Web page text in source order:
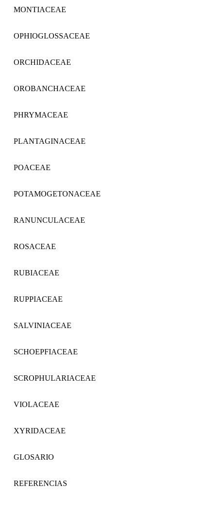
MONTIACEAE
OPHIOGLOSSACEAE
ORCHIDACEAE
OROBANCHACEAE
PHRYMACEAE
PLANTAGINACEAE
POACEAE
POTAMOGETONACEAE
RANUNCULACEAE
ROSACEAE
RUBIACEAE
RUPPIACEAE
SALVINIACEAE
SCHOEPFIACEAE
SCROPHULARIACEAE
VIOLACEAE
XYRIDACEAE
GLOSARIO
REFERENCIAS